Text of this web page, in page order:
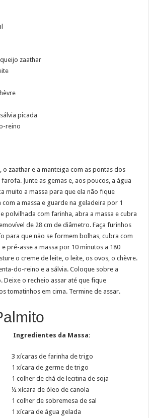
zaathar
picada
reino
o zaathar e a manteiga com as pontas dos
Junte as gemas e, aos poucos, a água
muito a massa para que ela não fique
com a massa e guarde na geladeira por 1
polvilhada com farinha, abra a massa e cubra
de 28 cm de diâmetro. Faça furinhos
para que não se formem bolhas, cubra com
pré-asse a massa por 10 minutos a 180
o creme de leite, o leite, os ovos, o chèvre.
do-reino e a sálvia. Coloque sobre a
Deixe o recheio assar até que fique
tomatinhos em cima. Termine de assar.
Ingredientes da Massa:
3 xícaras de farinha de trigo
1 xícara de germe de trigo
1 colher de chá de lecitina de soja
½ xícara de óleo de canola
1 colher de sobremesa de sal
1 xícara de água gelada